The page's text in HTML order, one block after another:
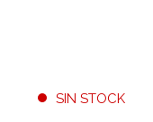
SIN STOCK